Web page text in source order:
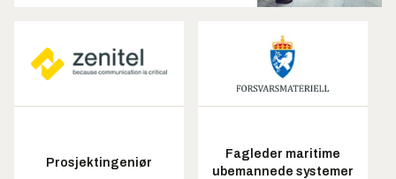
Prosjektingeniør
Fagleder maritime
ubemannede systemer